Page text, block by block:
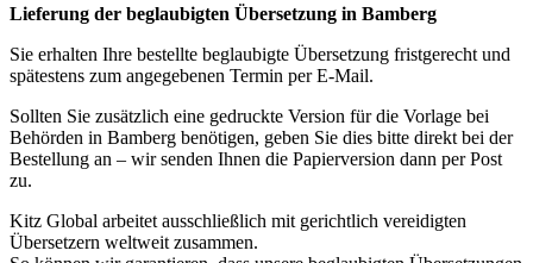
Lieferung der beglaubigten Übersetzung in Bamberg
Sie erhalten Ihre bestellte beglaubigte Übersetzung fristgerecht und
spätestens zum angegebenen Termin per E-Mail.
Sollten Sie zusätzlich eine gedruckte Version für die Vorlage bei
Behörden in Bamberg benötigen, geben Sie dies bitte direkt bei der
Bestellung an – wir senden Ihnen die Papierversion dann per Post
zu.
Kitz Global arbeitet ausschließlich mit gerichtlich vereidigten
Übersetzern weltweit zusammen.